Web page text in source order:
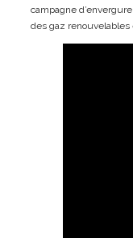
campagne
des gaz renouvelables